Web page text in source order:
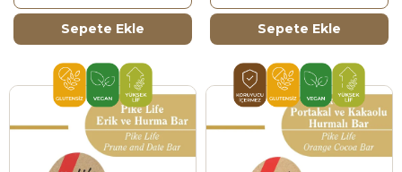
Sepete Ekle Sepete Ekle